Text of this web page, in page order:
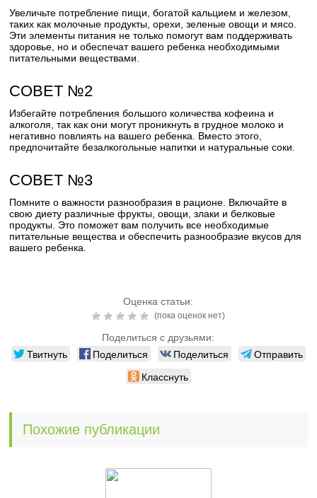
Увеличьте потребление пищи, богатой кальцием и железом,
таких как молочные продукты, орехи, зеленые овощи и мясо.
Эти элементы питания не только помогут вам поддерживать
здоровье, но и обеспечат вашего ребенка необходимыми
питательными веществами.
СОВЕТ №2
Избегайте потребления большого количества кофеина и
алкоголя, так как они могут проникнуть в грудное молоко и
негативно повлиять на вашего ребенка. Вместо этого,
предпочитайте безалкогольные напитки и натуральные соки.
СОВЕТ №3
Помните о важности разнообразия в рационе. Включайте в
свою диету различные фрукты, овощи, злаки и белковые
продукты. Это поможет вам получить все необходимые
питательные вещества и обеспечить разнообразие вкусов для
вашего ребенка.
Оценка статьи:
(пока оценок нет)
Поделиться с друзьями:
Твитнуть Поделиться Поделиться
Отправить
Класснуть
Похожие публикации